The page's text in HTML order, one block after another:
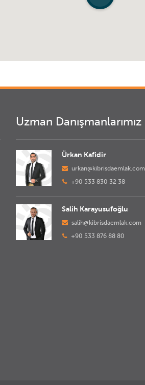
Uzman Danışmanlarımız
Ürkan Kafidir
urkan@kibrisdaemlak.com
+90 533 830 32 38
Salih Karayusufoğlu
salih@kibrisdaemlak.com
+90 533 876 88 80